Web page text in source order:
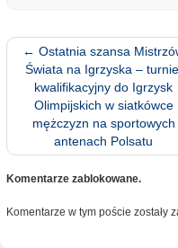
← Ostatnia szansa
Świata na Igrzyska –
kwalifikacyjny do Igrzysk
Olimpijskich w siatkówce
mężczyzn na sportowych
antenach Polsatu
Komentarze zablokowane.
Komentarze w tym poście zostały